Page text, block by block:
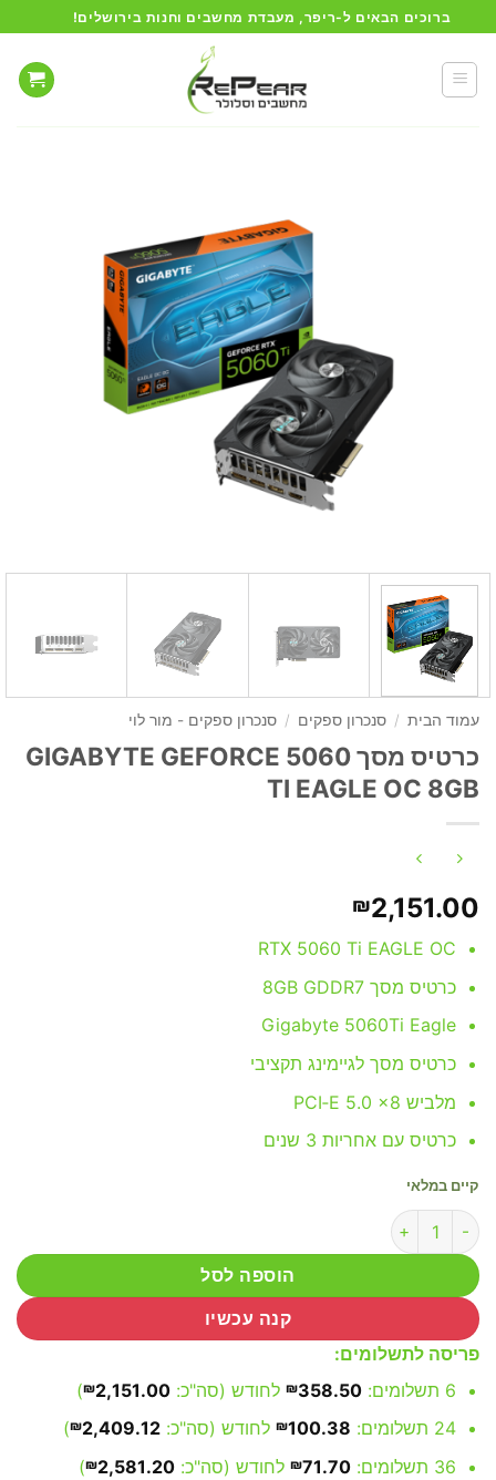
to
content
ברוכים הבאים ל-ריפר, מעבדת מחשבים וחנות בירושלים!
עמוד הבית / סנכרון ספקים / סנכרון ספקים - מור לוי
כרטיס מסך GIGABYTE GEFORCE 5060
TI EAGLE OC 8GB
₪2,151.00
RTX 5060 Ti EAGLE OC
כרטיס מסך 8GB GDDR7
Gigabyte 5060Ti Eagle
כרטיס מסך לגיימינג תקציבי
מלביש PCI‑E 5.0 x8
כרטיס עם אחריות 3 שנים
קיים במלאי
כמות של כרטיס מסך GIGABYTE GEFORCE 5060 TI EAGLE OC 8GB
הוספה לסל
קנה עכשיו
פריסה לתשלומים:
6 תשלומים:
₪358.50 לחודש (סה"כ: ₪2,151.00
)
24 תשלומים:
₪100.38 לחודש (סה"כ: ₪2,409.12
)
36 תשלומים:
₪71.70 לחודש (סה"כ: ₪2,581.20
)